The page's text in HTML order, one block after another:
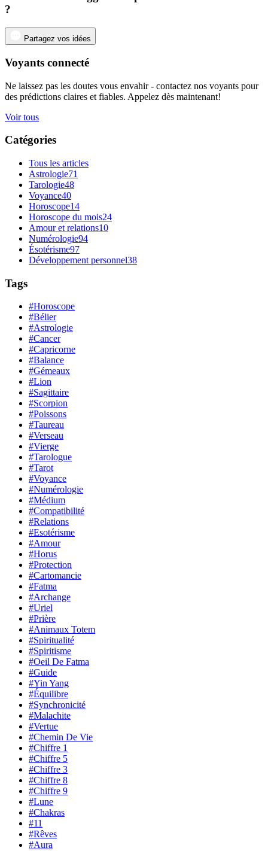
?
Partagez vos idées
Voyants connecté
Ne laissez pas les doutes vous envahir - contactez nos voyants pour
des prédictions claires et fiables. Appelez dès maintenant!
Voir tous
Catégories
Tous les articles
Astrologie71
Tarologie48
Voyance40
Horoscope14
Horoscope du mois24
Amour et relations10
Numérologie94
Ésotérisme97
Développement personnel38
Tags
#Horoscope
#Bélier
#Astrologie
#Cancer
#Capricorne
#Balance
#Gémeaux
#Lion
#Sagittaire
#Scorpion
#Poissons
#Taureau
#Verseau
#Vierge
#Tarologue
#Tarot
#Voyance
#Numérologie
#Médium
#Compatibilité
#Relations
#Esotérisme
#Amour
#Horus
#Protection
#Cartomancie
#Fatma
#Archange
#Uriel
#Prière
#Animaux Totem
#Spiritualité
#Spiritisme
#Oeil De Fatma
#Guide
#Yin Yang
#Équilibre
#Synchronicité
#Malachite
#Vertue
#Chemin De Vie
#Chiffre 1
#Chiffre 5
#Chiffre 3
#Chiffre 8
#Chiffre 9
#Lune
#Chakras
#11
#Rêves
#Aura